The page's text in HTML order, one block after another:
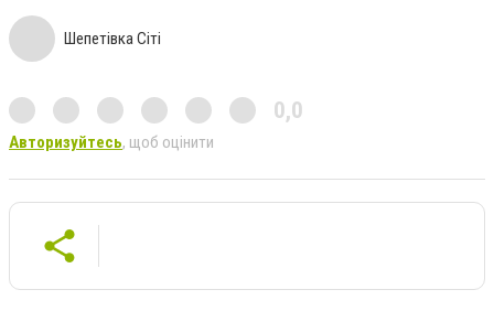
Шепетівка Сіті
0,0
Авторизуйтесь, щоб оцінити